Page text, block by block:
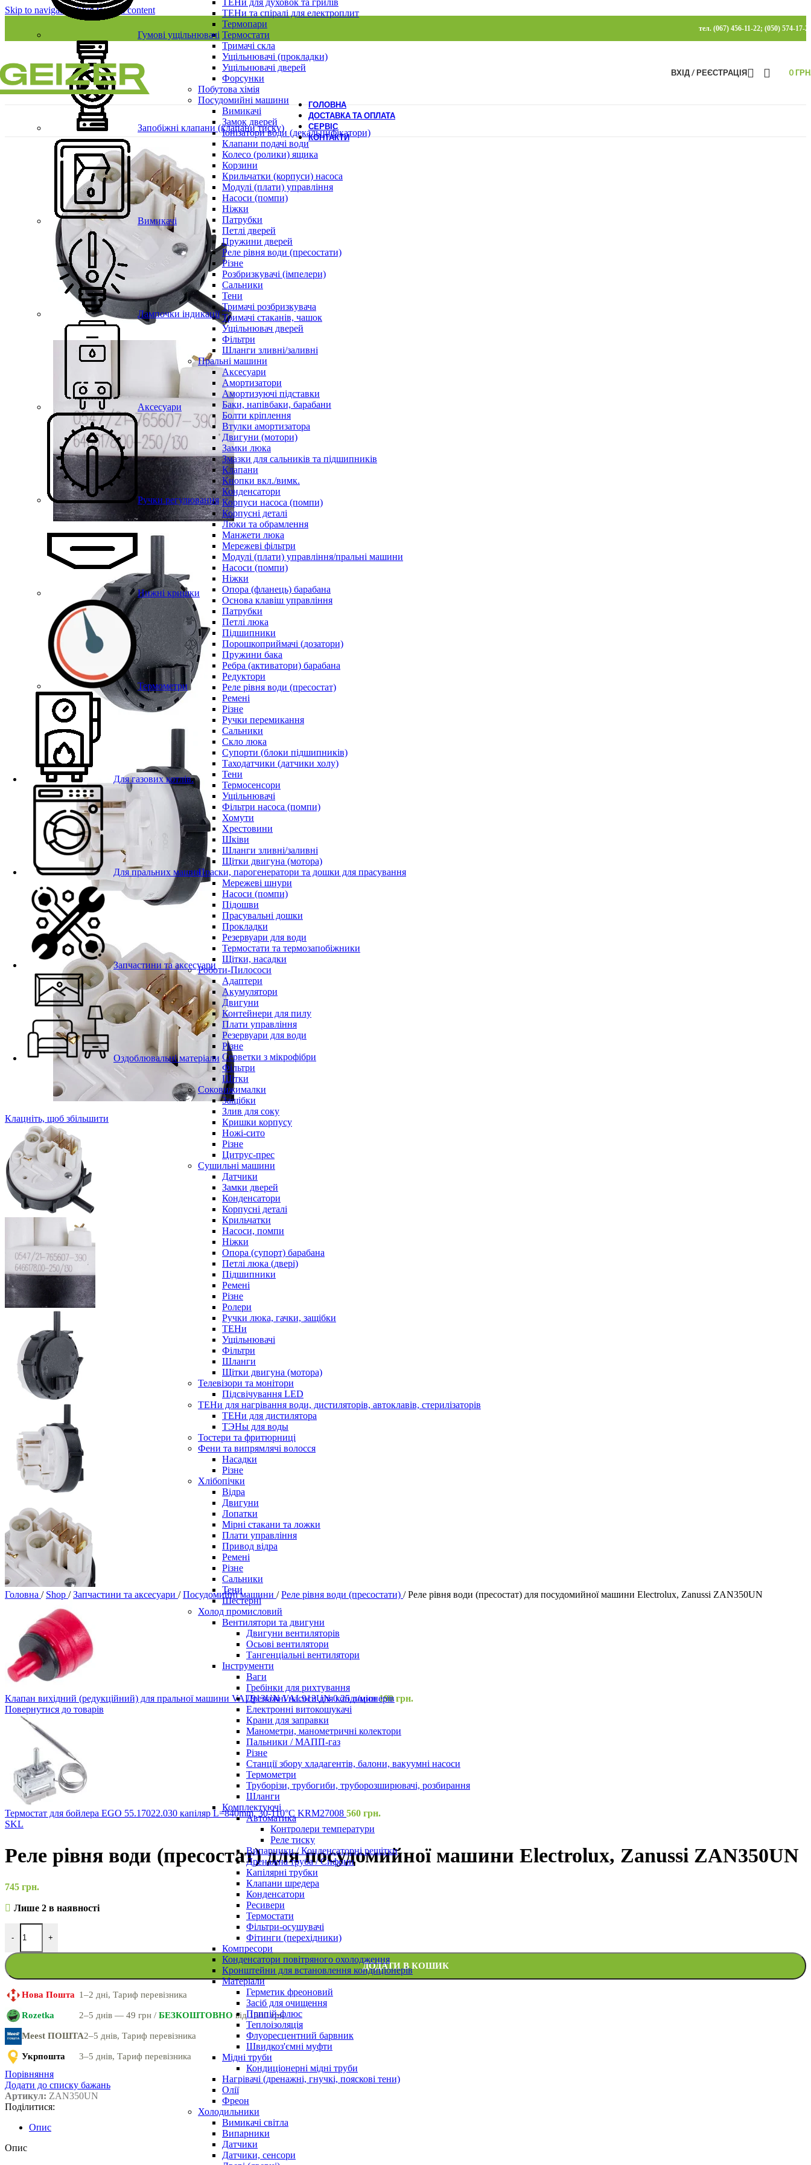
Skip to navigationSkip to main content
тел. (067) 456-11-22; (050) 574-17-
ТЕНи та спіралі для електроплит
Термопари
Термостати
Тримачі скла
Ущільнювачі (прокладки)
Ущільнювачі дверей
Форсунки
Побутова хімія
Посудомийні машини
Вимикачі
Замок дверей
Іонізатори води (декальцифікатори)
Клапани подачі води
Колесо (ролики) ящика
Корзини
Крильчатки (корпуси) насоса
Модулі (плати) управління
Насоси (помпи)
Ніжки
Патрубки
Петлі дверей
Пружини дверей
Реле рівня води (пресостати)
Різне
Розбризкувачі (імпелери)
Сальники
Тени
Тримачі розбризкувача
Тримачі стаканів, чашок
Ущільнювач дверей
Фільтри
Шланги зливні/заливні
Пральні машини
Аксесуари
Амортизатори
Амортизуючі підставки
Баки, напівбаки, барабани
Болти кріплення
Втулки амортизатора
Двигуни (мотори)
Замки люка
Змазки для сальників та підшипників
Клапани
Кнопки вкл./вимк.
Конденсатори
Корпуси насоса (помпи)
Корпусні деталі
Люки та обрамлення
Манжети люка
Мережеві фільтри
Модулі (плати) управління/пральні машини
Насоси (помпи)
Ніжки
Опора (фланець) барабана
Основа клавіш управління
Патрубки
Петлі люка
Підшипники
Порошкоприймачі (дозатори)
Пружини бака
Ребра (активатори) барабана
Редуктори
Реле рівня води (пресостат)
Ремені
Різне
Ручки перемикання
Сальники
Скло люка
Супорти (блоки підшипників)
Таходатчики (датчики холу)
Тени
Термосенсори
Ущільнювачі
Фільтри насоса (помпи)
Хомути
Хрестовини
Шківи
Шланги зливні/заливні
Щітки двигуна (мотора)
Праски, парогенератори та дошки для прасування
Мережеві шнури
Насоси (помпи)
Підошви
Прасувальні дошки
Прокладки
Резервуари для води
Термостати та термозапобіжники
Щітки, насадки
Роботи-Пилососи
Адаптери
Акумулятори
Двигуни
Контейнери для пилу
Плати управління
Резервуари для води
Різне
Серветки з мікрофібри
Фільтри
Щітки
Соковижималки
Защібки
Злив для соку
Кришки корпусу
Ножі-сито
Різне
Цитрус-прес
Сушильні машини
Датчики
Замки дверей
Конденсатори
Корпусні деталі
Крильчатки
Насоси, помпи
Ніжки
Опора (супорт) барабана
Петлі люка (двері)
Підшипники
Ремені
Різне
Ролери
Ручки люка, гачки, защібки
ТЕНи
Ущільнювачі
Фільтри
Шланги
Щітки двигуна (мотора)
Телевізори та монітори
Підсвічування LED
ТЕНи для нагрівання води, дистиляторів, автоклавів, стерилізаторів
ТЕНи для дистилятора
ТЭНы для воды
Тостери та фритюрниці
Фени та випрямлячі волосся
Насадки
Різне
Хлібопічки
Відра
Двигуни
Лопатки
Мірні стакани та ложки
Плати управління
Привод відра
Ремені
Різне
Сальники
Тени
Шестерні
Холод промисловий
Вентилятори та двигуни
Двигуни вентиляторів
Осьові вентилятори
Тангенціальні вентилятори
Інструменти
Ваги
Гребінки для рихтування
Дренажні насоси для кондиціонерів
Електронні витокошукачі
Крани для заправки
Манометри, манометричні колектори
Пальники / МАПП-газ
Різне
Станції збору хладагентів, балони, вакуумні насоси
Термометри
Труборізи, трубогиби, труборозширювачі, розбирання
Шланги
Комплектуючі
Автоматика
Контролери температури
Реле тиску
Випарники / Конденсаторні решітки
Дренажна труба / Сифони
Капілярні трубки
Клапани шредера
Конденсатори
Ресивери
Термостати
Фільтри-осушувачі
Фітинги (перехідники)
Компресори
Конденсатори повітряного охолодження
Кронштейни для встановлення кондиціонерів
Матеріали
Герметик фреоновий
Засіб для очищення
Припій-флюс
Теплоізоляція
Флуоресцентний барвник
Швидкоз'ємні муфти
Мідні труби
Кондиціонерні мідні труби
Нагрівачі (дренажні, гнучкі, пояскові тени)
Олії
Фреон
Холодильники
Вимикачі світла
Випарники
Датчики
Датчики, сенсори
ВХІД / РЕЄСТРАЦІЯ 0
Гумові ущільнювачі
Запобіжні клапани (клапани тиску)
Вимикачі
Лампочки індикації
Аксесуари
Ручки регулювання
Нижні кришки
Термометри
Для газових котлів.
Для пральних машин
Запчастини та аксесуари
Оздоблювальні матеріали
ГОЛОВНА
ДОСТАВКА ТА ОПЛАТА
СЕРВІС
КОНТАКТИ
Клацніть, щоб збільшити
Головна / Shop / Запчастини та аксесуари / Посудомийні машини / Реле рівня води (пресостати) / Реле рівня води (пресостат) для посудомийної машини Electrolux, Zanussi ZAN350UN
Клапан вихідний (редукційний) для пральної машини VAL913UN VAL913UN 0.25 л/мин190грн.
Повернутися до товарів
Термостат для бойлера EGO 55.17022.030 капіляр L=840mm, 30-110°C KRM27008 560 грн.
SKL
Реле рівня води (пресостат) для посудомийної машини Electrolux, Zanussi ZAN350UN
745 грн.
Лише 2 в наявності
- +
ДОДАТИ В КОШИК
Нова Пошта 1–2 дні, Тариф перевізника
Rozetka 2–5 днів — 49 грн / БЕЗКОШТОВНО від 1500 грн
Meest ПОШТА2–5 днів, Тариф перевізника
Укрпошта 3–5 днів, Тариф перевізника
Порівняння
Додати до списку бажань
Артикул: ZAN350UN
Поділитися:
Опис
Опис